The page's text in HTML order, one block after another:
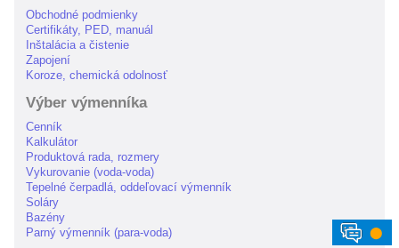
⬤
Obchodné podmienky
Certifikáty, PED, manuál
Inštalácia a čistenie
Zapojení
Koroze, chemická odolnosť
Výber výmenníka
Cenník
Kalkulátor
Produktová rada, rozmery
Vykurovanie (voda-voda)
Tepelné čerpadlá, oddeľovací výmenník
Soláry
Bazény
Parný výmenník (para-voda)